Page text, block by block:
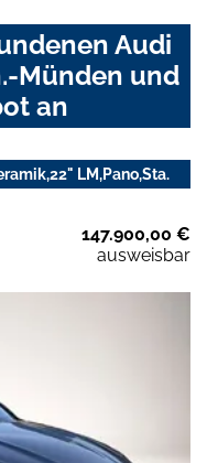
Audi
Münden und
an
LM,Pano,Sta.
147.900,00 €
ausweisbar